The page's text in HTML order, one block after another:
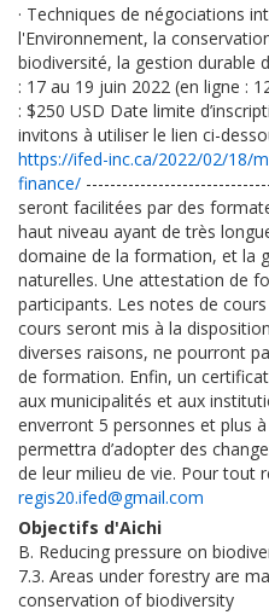
· Techniques de négociations
l'Environnement, la
biodiversité, la gestion durable
: 17 au 19 juin 2022 (en ligne :
: $250 USD Date limite
invitons à utiliser le lien ci-
https://ifed-inc.ca/2022/02/18/
finance/
seront facilitées par des
haut niveau ayant de très
domaine de la formation, et la
naturelles. Une attestation de
participants. Les notes de
cours seront mis à la
diverses raisons, ne pourront
de formation. Enfin, un
aux municipalités et aux
enverront 5 personnes et plus
permettra d’adopter des
de leur milieu de vie. Pour tout
regis20.ifed@gmail.com
Objectifs d'Aichi
B. Reducing pressure on
7.3. Areas under forestry are
conservation of biodiversity